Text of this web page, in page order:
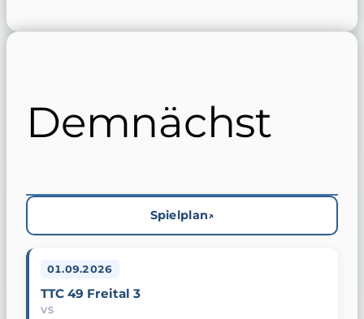
Demnächst
Spielplan
01.09.2026
TTC 49 Freital 3
VS